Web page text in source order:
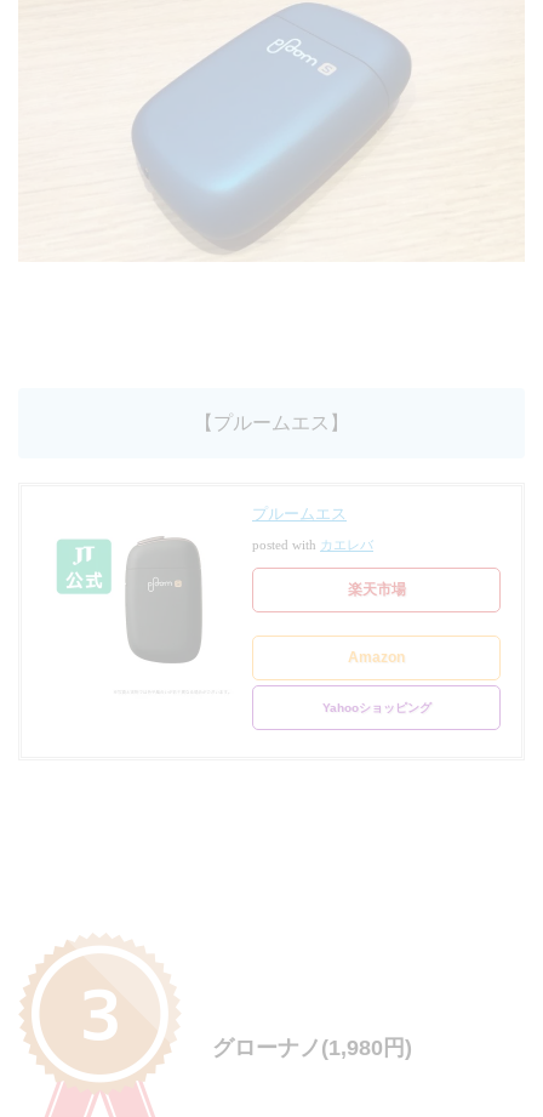
【プルームエス】
プルームエス
posted with カエレバ
楽天市場
Amazon
Yahooショッピング
グローナノ(1,980円)